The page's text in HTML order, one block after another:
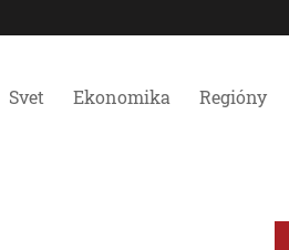
Svet Ekonomika Regióny